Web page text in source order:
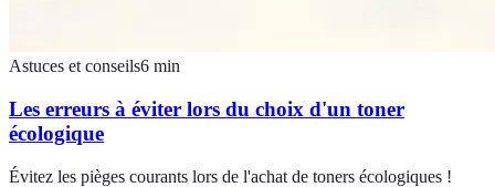
Astuces et conseils6 min
Les erreurs à éviter lors du choix d'un toner
écologique
Évitez les pièges courants lors de l'achat de toners écologiques !